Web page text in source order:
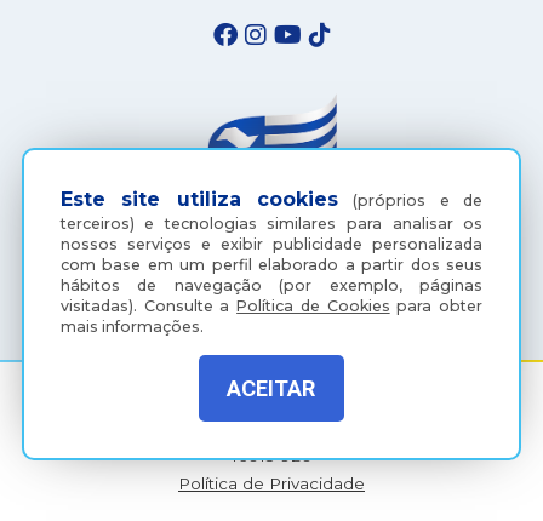
Este site utiliza cookies (próprios e de
terceiros) e tecnologias similares para analisar os
nossos serviços e exibir publicidade personalizada
com base em um perfil elaborado a partir dos seus
hábitos de navegação (por exemplo, páginas
visitadas). Consulte aPolítica de Cookies para obter
mais informações.
ACEITAR
(18) 3607-6500
16015-920
Política de Privacidade